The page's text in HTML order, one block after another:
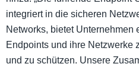
integriert in die sicheren
Networks, bietet Unternehmen
Endpoints und ihre Netzwerke
und zu schützen. Unsere